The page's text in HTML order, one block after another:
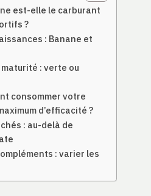
est-elle le carburant
?
: Banane et
: verte ou
consommer votre
d’efficacité ?
: au-delà de
: varier les